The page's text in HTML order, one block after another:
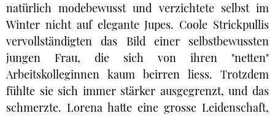
natürlich modebewusst und verzichtete selbst im
Winter nicht auf elegante Jupes. Coole Strickpullis
vervollständigten das Bild einer selbstbewussten
jungen Frau, die sich von ihren "netten"
Arbeitskolleginnen kaum beirren liess. Trotzdem
fühlte sie sich immer stärker ausgegrenzt, und das
schmerzte. Lorena hatte eine grosse Leidenschaft,